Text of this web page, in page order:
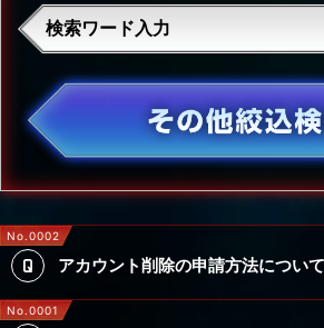
No.0002
アカウント削除の申請方法につい
No.0001